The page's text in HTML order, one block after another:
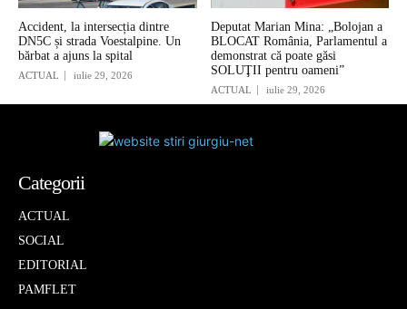
Accident, la intersecția dintre
DN5C și strada Voestalpine. Un
bărbat a ajuns la spital
ACTUAL iulie 29, 2026
Deputat Marian Mina: „Bolojan a
BLOCAT România, Parlamentul a
demonstrat că poate găsi
SOLUŢII pentru oameni”
ACTUAL iulie 29, 2026
Categorii
ACTUAL
SOCIAL
EDITORIAL
PAMFLET